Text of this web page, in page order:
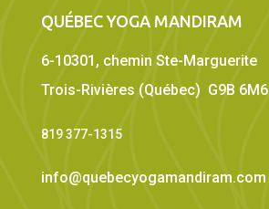
QUÉBEC YOGA MANDIRAM
6-10301, chemin Ste-Marguerite
Trois-Rivières (Québec) G9B 6M6
819 377-1315
info@quebecyogamandiram.com